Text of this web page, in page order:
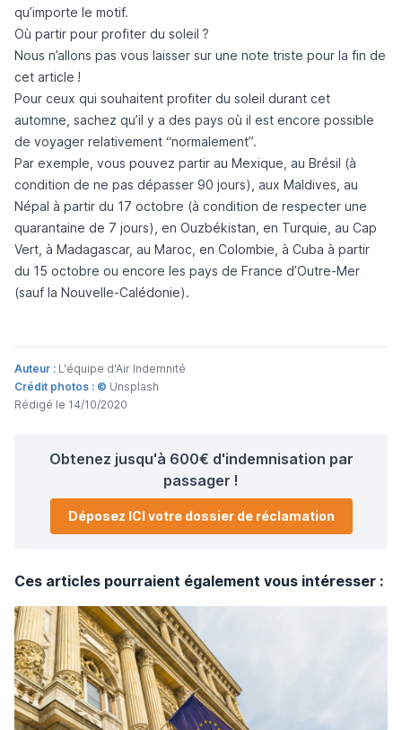
qu’importe le motif.
Où partir pour profiter du soleil ?
Nous n’allons pas vous laisser sur une note triste pour la fin de
cet article !
Pour ceux qui souhaitent profiter du soleil durant cet
automne, sachez qu’il y a des pays où il est encore possible
de voyager relativement “normalement”.
Par exemple, vous pouvez partir au Mexique, au Brésil (à
condition de ne pas dépasser 90 jours), aux Maldives, au
Népal à partir du 17 octobre (à condition de respecter une
quarantaine de 7 jours), en Ouzbékistan, en Turquie, au Cap
Vert, à Madagascar, au Maroc, en Colombie, à Cuba à partir
du 15 octobre ou encore les pays de France d’Outre-Mer
(sauf la Nouvelle-Calédonie).
Auteur : L'équipe d'Air Indemnité
Crédit photos : © Unsplash
Rédigé le 14/10/2020
Obtenez jusqu'à 600€ d'indemnisation par
passager !
Déposez ICI votre dossier de réclamation
Ces articles pourraient également vous intéresser :